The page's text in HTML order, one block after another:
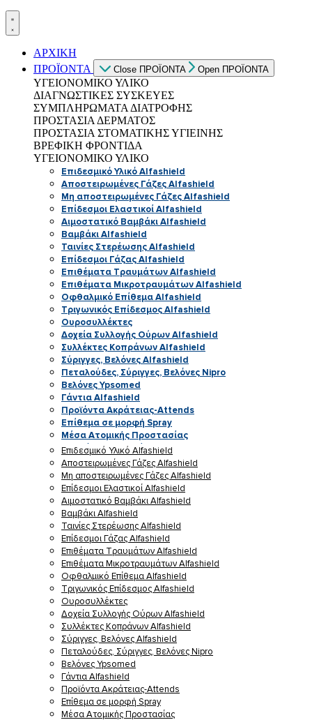
ΑΡΧΙΚΗ
ΠΡΟΪΟΝΤΑ
Close ΠΡΟΪΟΝΤΑ Open ΠΡΟΪΟΝΤΑ
ΥΓΕΙΟΝΟΜΙΚΟ ΥΛΙΚΟ
ΔΙΑΓΝΩΣΤΙΚΕΣ ΣΥΣΚΕΥΕΣ
ΣΥΜΠΛΗΡΩΜΑΤΑ ΔΙΑΤΡΟΦΗΣ
ΠΡΟΣΤΑΣΙΑ ΔΕΡΜΑΤΟΣ
ΠΡΟΣΤΑΣΙΑ ΣΤΟΜΑΤΙΚΗΣ ΥΓΙΕΙΝΗΣ
ΒΡΕΦΙΚΗ ΦΡΟΝΤΙΔΑ
ΥΓΕΙΟΝΟΜΙΚΟ ΥΛΙΚΟ
Επιδεσμικό Υλικό Alfashield
Αποστειρωμένες Γάζες Alfashield
Μη αποστειρωμένες Γάζες Alfashield
Επίδεσμοι Ελαστικοί Alfashield
Αιμοστατικό Βαμβάκι Alfashield
Βαμβάκι Alfashield
Ταινίες Στερέωσης Alfashield
Επίδεσμοι Γάζας Alfashield
Επιθέματα Τραυμάτων Alfashield
Επιθέματα Μικροτραυμάτων Alfashield
Οφθαλμικό Eπίθεμα Alfashield
Τριγωνικός Επίδεσμος Alfashield
Ουροσυλλέκτες
Δοχεία Συλλογής Ούρων Alfashield
Συλλέκτες Κοπράνων Alfashield
Σύριγγες, Βελόνες Alfashield
Πεταλούδες, Σύριγγες, Βελόνες Nipro
Βελόνες Ypsomed
Γάντια Alfashield
Προϊόντα Ακράτειας-Attends
Επίθεμα σε μορφή Spray
Μέσα Ατομικής Προστασίας
Αναλώσιμα Ιατρείου
Καθετήρες Ούρων
Επιδεσμικό Υλικό Alfashield
Αποστειρωμένες Γάζες Alfashield
Μη αποστειρωμένες Γάζες Alfashield
Επίδεσμοι Ελαστικοί Alfashield
Αιμοστατικό Βαμβάκι Alfashield
Βαμβάκι Alfashield
Ταινίες Στερέωσης Alfashield
Επίδεσμοι Γάζας Alfashield
Επιθέματα Τραυμάτων Alfashield
Επιθέματα Μικροτραυμάτων Alfashield
Οφθαλμικό Eπίθεμα Alfashield
Τριγωνικός Επίδεσμος Alfashield
Ουροσυλλέκτες
Δοχεία Συλλογής Ούρων Alfashield
Συλλέκτες Κοπράνων Alfashield
Σύριγγες, Βελόνες Alfashield
Πεταλούδες, Σύριγγες, Βελόνες Nipro
Βελόνες Ypsomed
Γάντια Alfashield
Προϊόντα Ακράτειας-Attends
Επίθεμα σε μορφή Spray
Μέσα Ατομικής Προστασίας